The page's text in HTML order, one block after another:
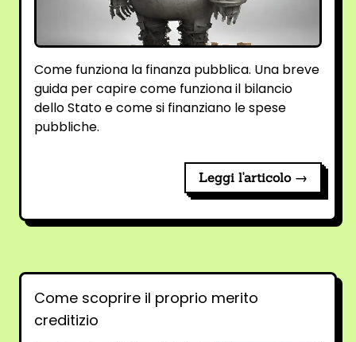
Come funziona la finanza pubblica. Una breve
guida per capire come funziona il bilancio
dello Stato e come si finanziano le spese
pubbliche.
Leggi l'articolo →
Come scoprire il proprio merito
creditizio